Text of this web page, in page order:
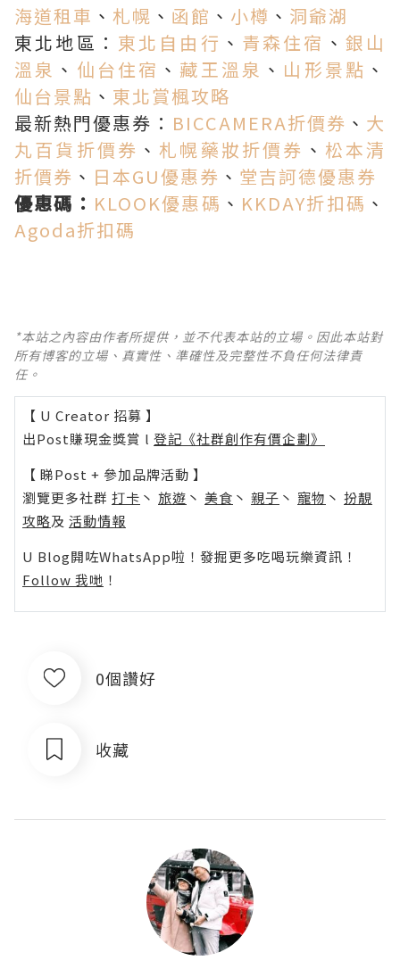
海道租車 、 札幌 、 函館 、 小樽 、 洞爺湖
東北地區： 東北自由行 、 青森住宿 、 銀山
溫泉 、 仙台住宿 、 藏王溫泉 、 山形景點 、
仙台景點 、 東北賞楓攻略
最新熱門優惠券： BICCAMERA折價券 、 大
丸百貨折價券 、札幌藥妝折價券 、 松本清
折價券 、 日本GU優惠券 、 堂吉訶德優惠券
優惠碼： KLOOK優惠碼 、 KKDAY折扣碼 、
Agoda折扣碼
*本站之內容由作者所提供，並不代表本站的立場。因此本站對
所有博客的立場、真實性、準確性及完整性不負任何法律責
任。
【 U Creator 招募 】
出Post賺現金獎賞 l 登記《社群創作有價企劃》
【 睇Post + 參加品牌活動 】
瀏覽更多社群 打卡 丶 旅遊 丶 美食 丶 親子 丶 寵物 丶 扮靚
攻略及 活動情報
U Blog開咗WhatsApp啦！發掘更多吃喝玩樂資訊！
Follow 我哋 ！
0個讚好
收藏